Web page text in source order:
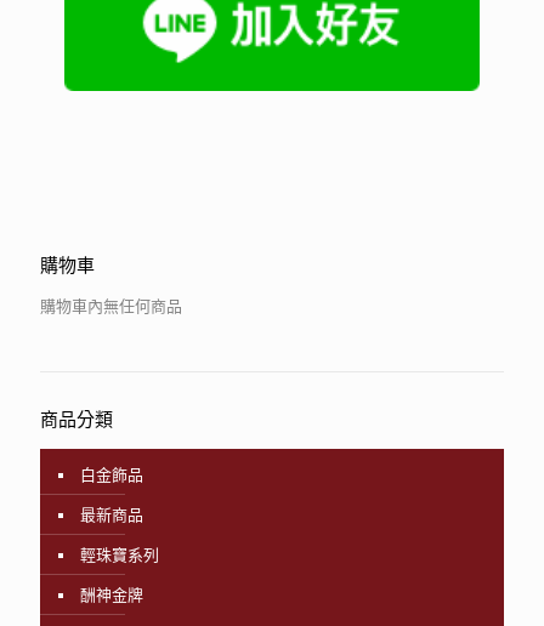
購物車
購物車內無任何商品
商品分類
白金飾品
最新商品
輕珠寶系列
酬神金牌